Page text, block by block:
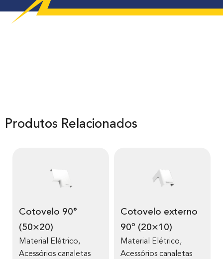
Produtos Relacionados
Cotovelo 90°
(50×20)
Material Elétrico,
Acessórios canaletas
Cotovelo externo
90º (20×10)
Material Elétrico,
Acessórios canaletas